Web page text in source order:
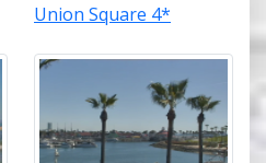
Union Square 4*